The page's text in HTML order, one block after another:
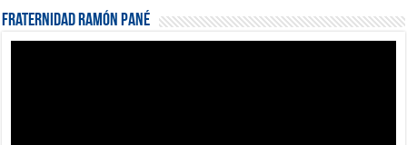
Fraternidad Ramón Pané